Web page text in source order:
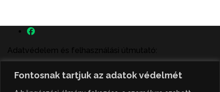
Fontosnak tartjuk az adatok védelmét
Adatvédelem és felhasználási útmutató:
A szenttamás.rs magyar nyelvű internetes hírportálon
megjelenő szerzői írások, a híranyag és minden egyéb